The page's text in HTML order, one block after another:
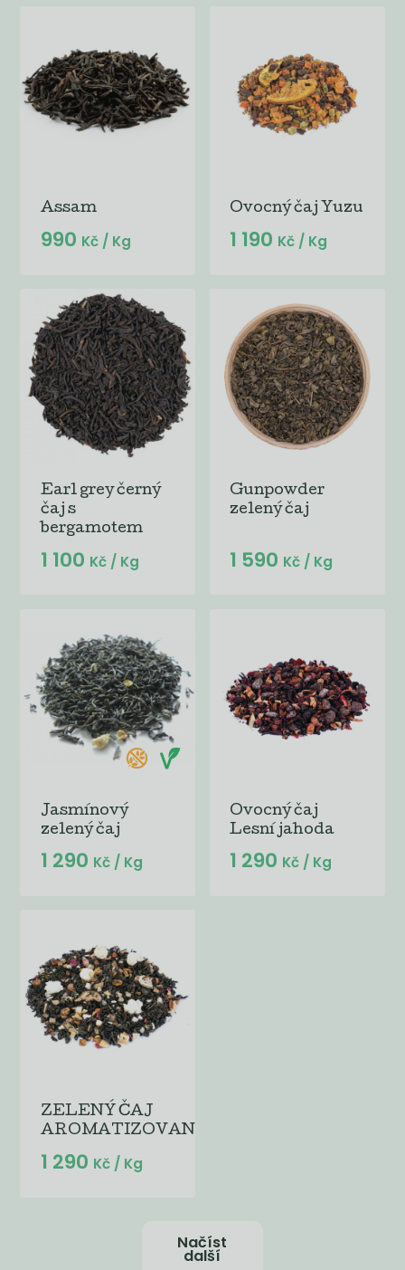
Assam
990 Kč / Kg
Ovocný čaj Yuzu
1 190 Kč / Kg
Earl grey černý
čaj s
bergamotem
1 100 Kč / Kg
Gunpowder
zelený čaj
1 590 Kč / Kg
Jasmínový
zelený čaj
1 290 Kč / Kg
Ovocný čaj
Lesní jahoda
1 290 Kč / Kg
ZELENÝ ČAJ
AROMATIZOVANÝ...
1 290 Kč / Kg
Načíst
další